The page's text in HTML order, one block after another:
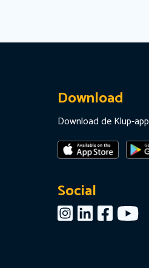
Download
Download de Klup-app
Social